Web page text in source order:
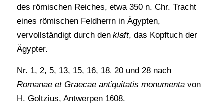
des römischen Reiches, etwa 350 n. Chr. Tracht
eines römischen Feldherrn in Ägypten,
vervollständigt durch den klaft, das Kopftuch der
Ägypter.
Nr. 1, 2, 5, 13, 15, 16, 18, 20 und 28 nach
Romanae et Graecae antiquitatis monumentavon
H. Goltzius, Antwerpen 1608.